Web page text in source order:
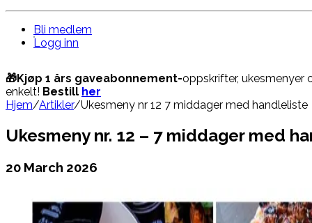
Bli medlem
Logg inn
🎁Kjøp 1 års gaveabonnement-oppskrifter, ukesmenyer
enkelt! Bestill her
Hjem/Artikler/Ukesmeny nr 12 7 middager med handleliste
Ukesmeny nr. 12 – 7 middager med
20 March 2026